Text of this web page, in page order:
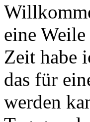
eine
Zeit habe
das für
werden